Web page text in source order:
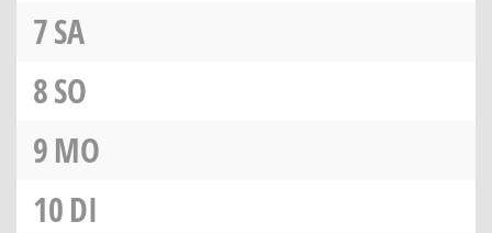
7SA
8SO
9MO
10DI